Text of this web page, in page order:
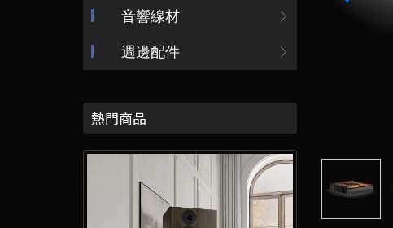
音響線材
週邊配件
熱門商品